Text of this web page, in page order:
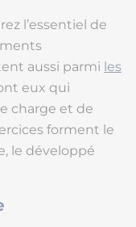
l’essentiel de
aussi parmi les
eux qui
charge et de
forment le
le développé